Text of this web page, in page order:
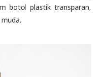
botol plastik transparan,